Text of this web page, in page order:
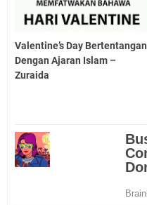
Valentine’s Day Bertentangan
Dengan Ajaran Islam –
Zuraida